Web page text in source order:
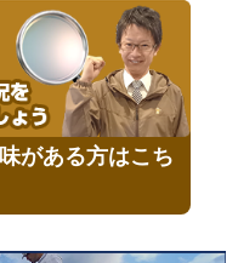
がある方はこち